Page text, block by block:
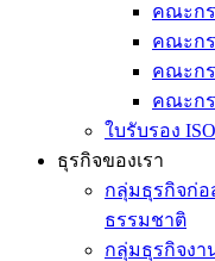
คณะก
คณะกร
คณะก
คณะก
ใบรับรอง ISO
ธุรกิจของเรา
กลุ่มธุรกิจก่อ
ธรรมชาติ
กลุ่มธุรกิจง